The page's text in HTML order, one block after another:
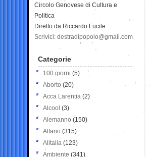
Circolo Genovese di Cultura e
Politica
Diretto da Riccardo Fucile
Scrivici: destradipopolo@gmail.com
Categorie
100 giorni (5)
Aborto (20)
Acca Larentia (2)
Alcool (3)
Alemanno (150)
Alfano (315)
Alitalia (123)
Ambiente (341)